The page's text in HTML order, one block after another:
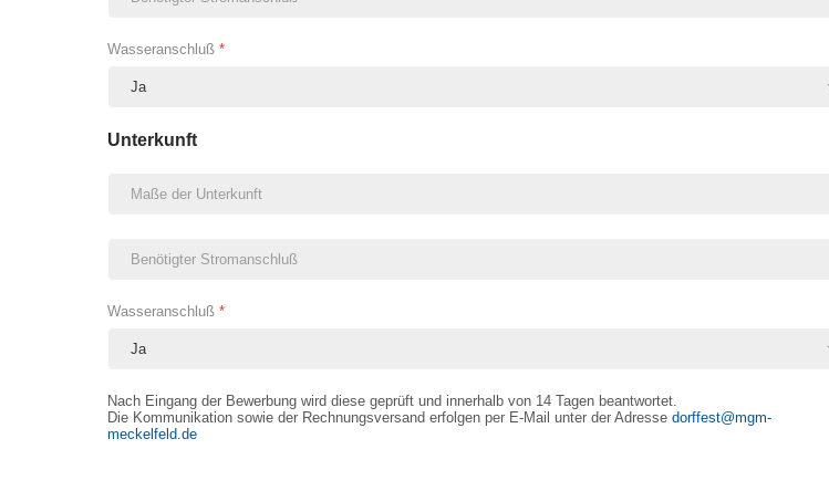
Wasseranschluß *
Unterkunft
Wasseranschluß *
Nach Eingang der Bewerbung wird diese geprüft und innerhalb von 14 Tagen beantwortet.
Die Kommunikation sowie der Rechnungsversand erfolgen per E-Mail unter der Adresse dorffest@mgm-
meckelfeld.de